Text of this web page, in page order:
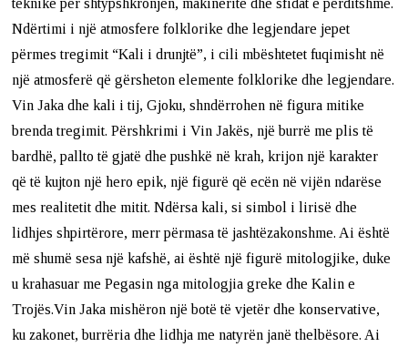
teknike për shtypshkronjën, makineritë dhe sfidat e përditshme.
Ndërtimi i një atmosfere folklorike dhe legjendare jepet
përmes tregimit “Kali i drunjtë”, i cili mbështetet fuqimisht në
një atmosferë që gërsheton elemente folklorike dhe legjendare.
Vin Jaka dhe kali i tij, Gjoku, shndërrohen në figura mitike
brenda tregimit. Përshkrimi i Vin Jakës, një burrë me plis të
bardhë, pallto të gjatë dhe pushkë në krah, krijon një karakter
që të kujton një hero epik, një figurë që ecën në vijën ndarëse
mes realitetit dhe mitit. Ndërsa kali, si simbol i lirisë dhe
lidhjes shpirtërore, merr përmasa të jashtëzakonshme. Ai është
më shumë sesa një kafshë, ai është një figurë mitologjike, duke
u krahasuar me Pegasin nga mitologjia greke dhe Kalin e
Trojës.Vin Jaka mishëron një botë të vjetër dhe konservative,
ku zakonet, burrëria dhe lidhja me natyrën janë thelbësore. Ai